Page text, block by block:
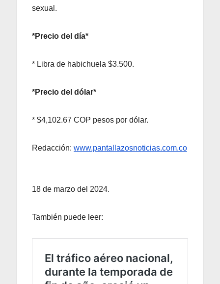
sexual.
*Precio del día*
* Libra de habichuela $3.500.
*Precio del dólar*
* $4,102.67 COP pesos por dólar.
Redacción: www.pantallazosnoticias.com.co
18 de marzo del 2024.
También puede leer: